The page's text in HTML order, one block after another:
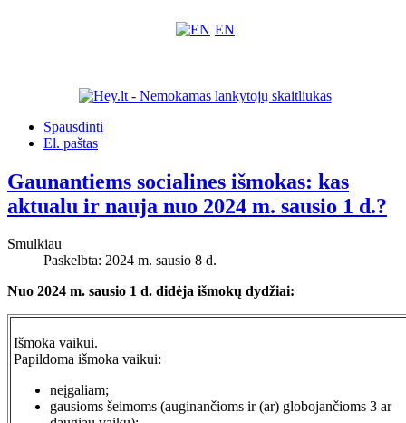
EN
Spausdinti
El. paštas
Gaunantiems socialines išmokas: kas
aktualu ir nauja nuo 2024 m. sausio 1 d.?
Smulkiau
Paskelbta: 2024 m. sausio 8 d.
Nuo 2024 m. sausio 1 d. didėja išmokų dydžiai:
Išmoka vaikui.
Papildoma išmoka vaikui:
neįgaliam;
gausioms šeimoms (auginančioms ir (ar) globojančioms 3 ar